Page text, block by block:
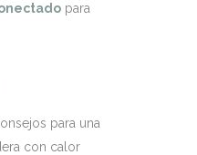
para
para una
con calor